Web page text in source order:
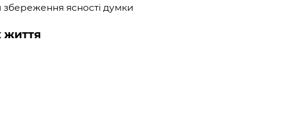
збереження ясності думки
життя